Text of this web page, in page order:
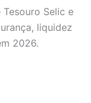
Selic e
liquidez
2026.